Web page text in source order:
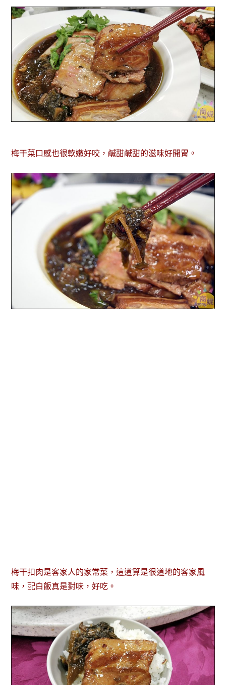
梅干菜口感也很軟嫩好咬，鹹甜鹹甜的滋味好開胃。
梅干扣肉是客家人的家常菜，這道算是很道地的客家風
味，配白飯真是對味，好吃。